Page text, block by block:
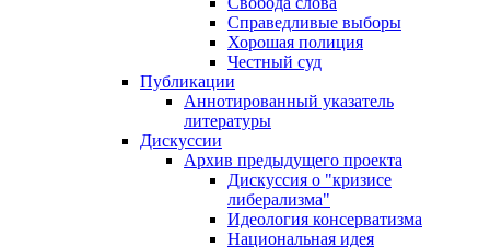
Справедливые выборы
Хорошая полиция
Честный суд
Публикации
Аннотированный указатель
литературы
Дискуссии
Архив предыдущего проекта
Дискуссия о "кризисе
либерализма"
Идеология консерватизма
Национальная идея